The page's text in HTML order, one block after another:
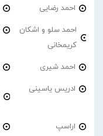
احمد‌ رضایی
احمد سلو و اشکان
کریمخانی
احمد شیری
ادریس یاسینی
اراسپ